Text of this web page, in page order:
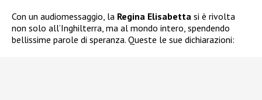
Con un audiomessaggio, la Regina Elisabetta si è rivolta
non solo all’Inghilterra, ma al mondo intero, spendendo
bellissime parole di speranza. Queste le sue dichiarazioni: